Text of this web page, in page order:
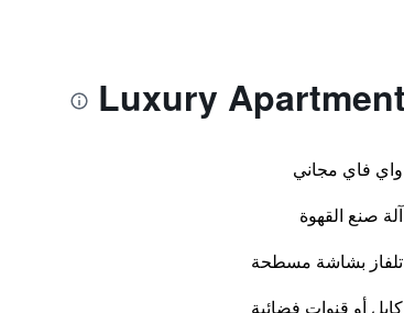
واي فاي مجاني
آلة صنع القهوة
تلفاز بشاشة مسطحة
كابل أو قنوات فضائية